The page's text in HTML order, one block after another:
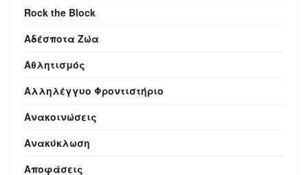
Rock the Block
Αδέσποτα Ζώα
Αθλητισμός
Αλληλέγγυο Φροντιστήριο
Ανακοινώσεις
Ανακύκλωση
Αποφάσεις